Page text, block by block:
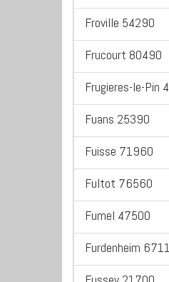
Froville 54290
Frucourt 80490
Frugieres-le-Pin
Fuans 25390
Fuisse 71960
Fultot 76560
Fumel 47500
Furdenheim